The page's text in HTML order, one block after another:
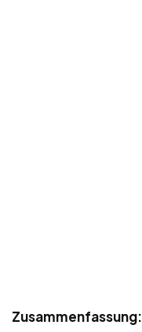
Zusammenfassung: